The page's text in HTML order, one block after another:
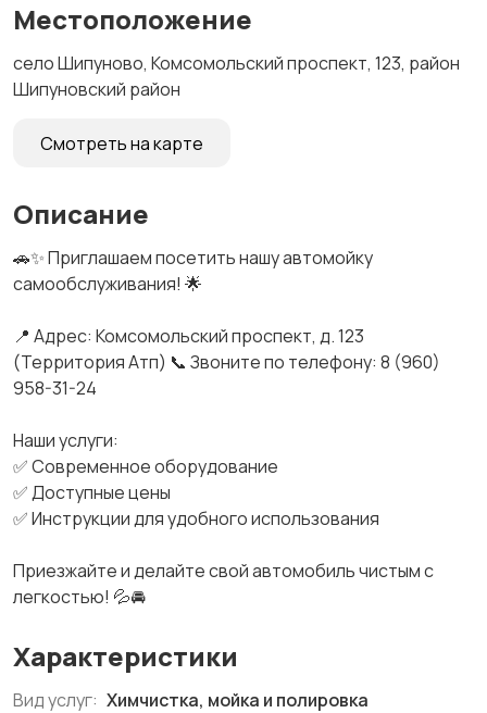
Местоположение
село Шипуново, Комсомольский проспект, 123, район
Шипуновский район
Смотреть на карте
Описание
🚗✨ Приглашаем посетить нашу автомойку
самообслуживания! 🌟
📍 Адрес: Комсомольский проспект, д. 123
(Территория Атп) 📞 Звоните по телефону: 8 (960)
958-31-24
Наши услуги:
✅ Современное оборудование
✅ Доступные цены
✅ Инструкции для удобного использования
Приезжайте и делайте свой автомобиль чистым с
легкостью! 💦🚘
Характеристики
Вид услуг: Химчистка, мойка и полировка